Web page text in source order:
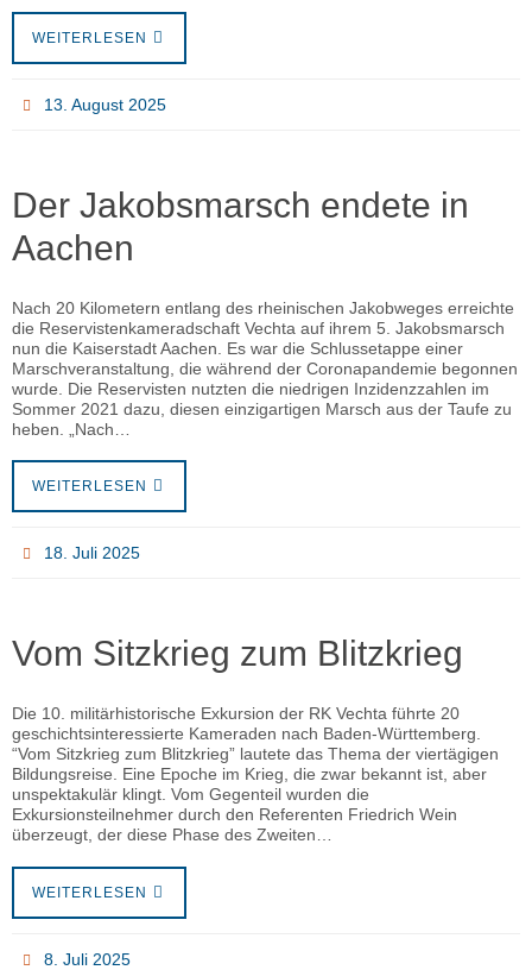
WEITERLESEN
13. August 2025
Der Jakobsmarsch endete in
Aachen
Nach 20 Kilometern entlang des rheinischen Jakobweges erreichte
die Reservistenkameradschaft Vechta auf ihrem 5. Jakobsmarsch
nun die Kaiserstadt Aachen. Es war die Schlussetappe einer
Marschveranstaltung, die während der Coronapandemie begonnen
wurde. Die Reservisten nutzten die niedrigen Inzidenzzahlen im
Sommer 2021 dazu, diesen einzigartigen Marsch aus der Taufe zu
heben. „Nach…
WEITERLESEN
18. Juli 2025
Vom Sitzkrieg zum Blitzkrieg
Die 10. militärhistorische Exkursion der RK Vechta führte 20
geschichtsinteressierte Kameraden nach Baden-Württemberg.
“Vom Sitzkrieg zum Blitzkrieg” lautete das Thema der viertägigen
Bildungsreise. Eine Epoche im Krieg, die zwar bekannt ist, aber
unspektakulär klingt. Vom Gegenteil wurden die
Exkursionsteilnehmer durch den Referenten Friedrich Wein
überzeugt, der diese Phase des Zweiten…
WEITERLESEN
8. Juli 2025